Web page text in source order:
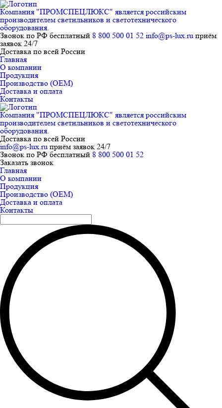
Компания "ПРОМСПЕЦЛЮКС" является российским
производителем светильников и светотехнического
оборудования.
Звонок по РФ бесплатный 8 800 500 01 52 info@ps-lux.ru приём
заявок 24/7
Доставка по всей России
Главная
О компании
Продукция
Производство (ОЕМ)
Доставка и оплата
Контакты
Компания "ПРОМСПЕЦЛЮКС" является российским
производителем светильников и светотехнического
оборудования.
Доставка по всей России
info@ps-lux.ru приём заявок 24/7
Звонок по РФ бесплатный 8 800 500 01 52
Заказать звонок
Главная
О компании
Продукция
Производство (ОЕМ)
Доставка и оплата
Контакты